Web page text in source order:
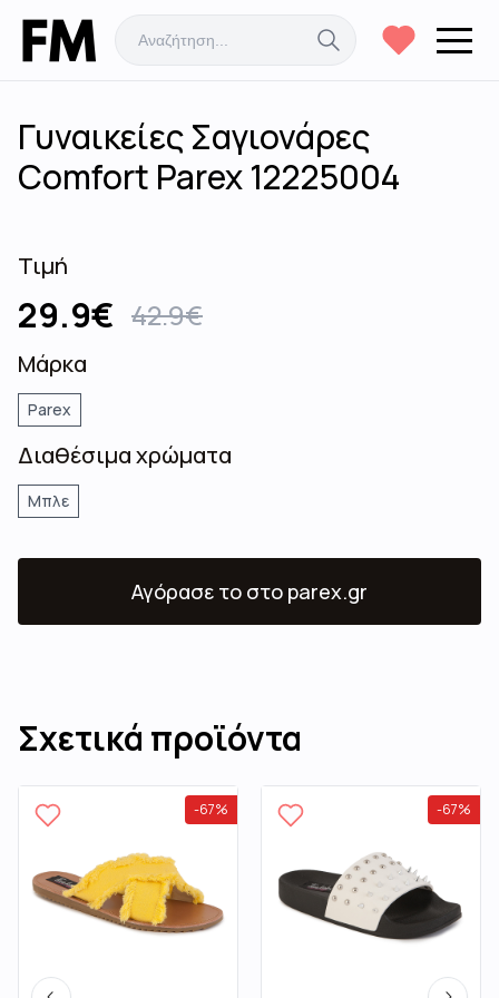
Γυναικείες Σαγιονάρες
Comfort Parex 12225004
Τιμή
29.9€ 42.9€
Μάρκα
Parex
Διαθέσιμα χρώματα
Μπλε
Αγόρασε το στο parex.gr
Σχετικά προϊόντα
-67% -67%